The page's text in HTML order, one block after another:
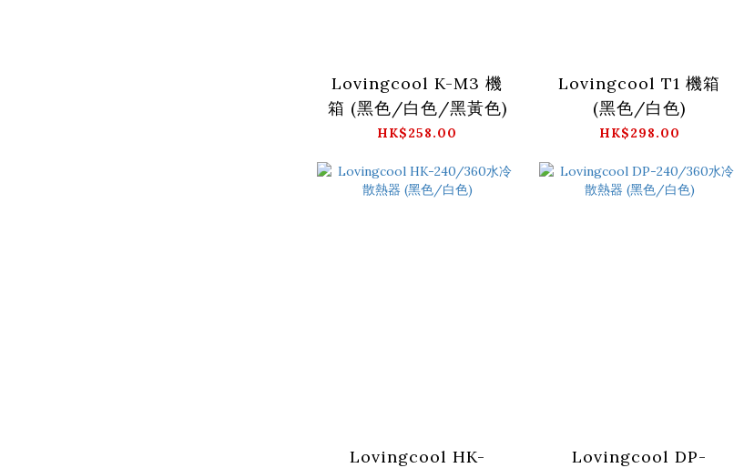
Lovingcool K-M3 機
箱 (黑色/白色/黑黃色)
HK$258.00
Lovingcool T1 機箱
(黑色/白色)
HK$298.00
Lovingcool HK-
Lovingcool DP-